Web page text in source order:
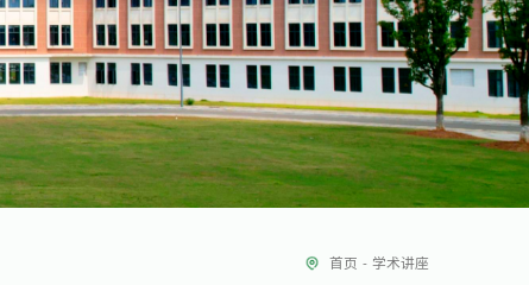
首页 - 学术讲座